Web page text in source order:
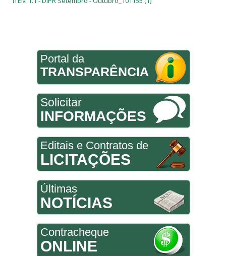
Portal da
TRANSPARÊNCIA
Solicitar
INFORMAÇÕES
Editais e Contratos de
LICITAÇÕES
Últimas
NOTÍCIAS
Contracheque
ONLINE